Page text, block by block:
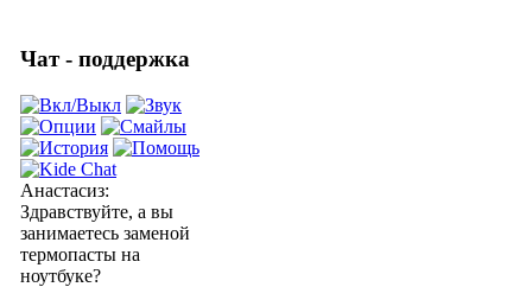
Чат - поддержка
Анастасиз:
Здравствуйте, а вы
занимаетесь заменой
термопасты на
ноутбуке?